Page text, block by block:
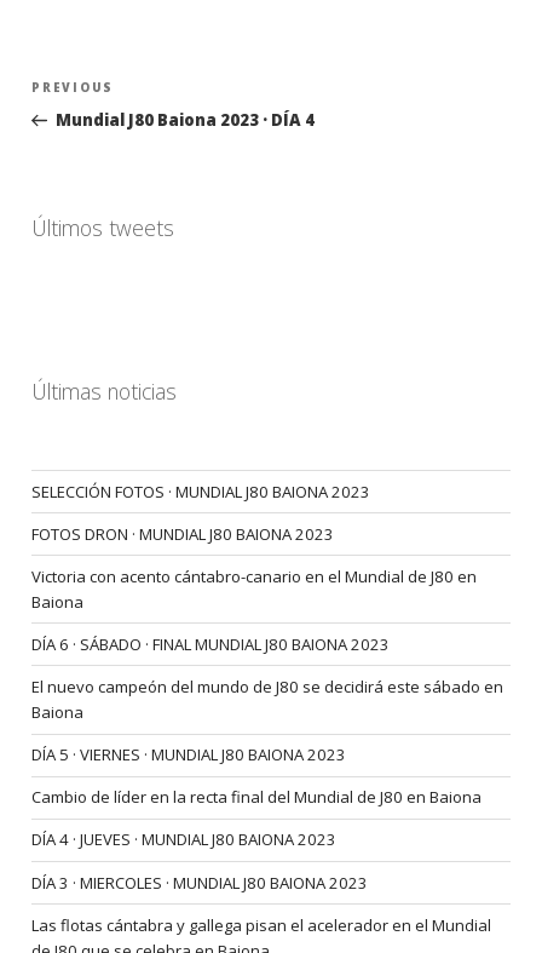
Navegación
entradas
Previous
Post
PREVIOUS
Mundial J80 Baiona 2023 · DÍA 4
Últimos tweets
Últimas noticias
SELECCIÓN FOTOS · MUNDIAL J80 BAIONA 2023
FOTOS DRON · MUNDIAL J80 BAIONA 2023
Victoria con acento cántabro-canario en el Mundial de J80 en
Baiona
DÍA 6 · SÁBADO · FINAL MUNDIAL J80 BAIONA 2023
El nuevo campeón del mundo de J80 se decidirá este sábado en
Baiona
DÍA 5 · VIERNES · MUNDIAL J80 BAIONA 2023
Cambio de líder en la recta final del Mundial de J80 en Baiona
DÍA 4 · JUEVES · MUNDIAL J80 BAIONA 2023
DÍA 3 · MIERCOLES · MUNDIAL J80 BAIONA 2023
Las flotas cántabra y gallega pisan el acelerador en el Mundial